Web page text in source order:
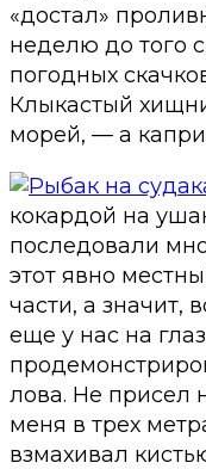
«достал»
неделю до того
погодных
Клыкастый
морей, — а
кокардой на
последовали
этот явно
части, а значит,
еще у нас на
лова. Не присел
меня в трех
взмахивал